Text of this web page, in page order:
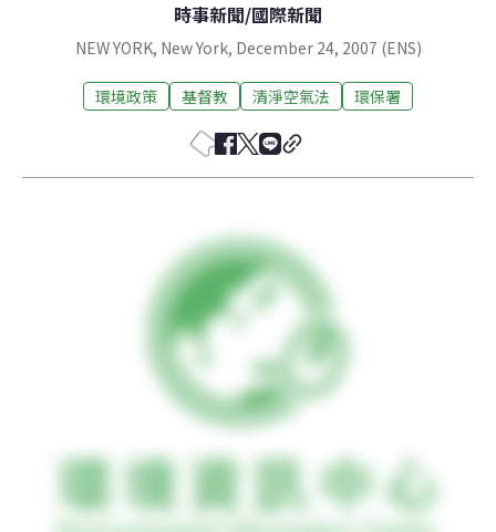
時事新聞/國際新聞
NEW YORK, New York, December 24, 2007 (ENS)
環境政策 基督教 清淨空氣法 環保署